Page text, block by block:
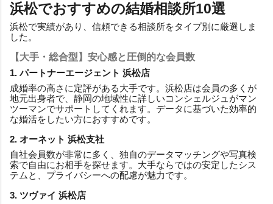
浜松でおすすめの結婚相談所10選
浜松で実績があり、信頼できる相談所をタイプ別に厳選しま
した。
【大手・総合型】安心感と圧倒的な会員数
1. パートナーエージェント 浜松店
成婚率の高さに定評がある大手です。浜松店は会員の多くが
地元出身者で、静岡の地域性に詳しいコンシェルジュがマン
ツーマンでサポートしてくれます。データに基づいた効率的
な婚活をしたい方におすすめです。
2. オーネット 浜松支社
自社会員数が非常に多く、独自のデータマッチングや写真検
索で自由にお相手を探せます。大手ならではの安定したシス
テムと、プライバシーへの配慮が魅力です。
3. ツヴァイ 浜松店